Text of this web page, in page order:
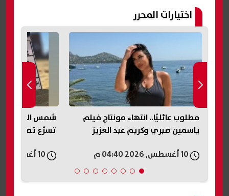
اختيارات المحرر
مطلوب عائليًا.. انتهاء مونتاج فيلم
ياسمين صبري وكريم عبد العزيز
تسرّع تصوير